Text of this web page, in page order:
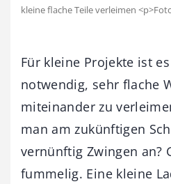
kleine flache Teile verleimen
Für kleine Projekte ist
notwendig, sehr flache
miteinander zu
man am zukünftigen
vernünftig Zwingen an?
fummelig. Eine kleine